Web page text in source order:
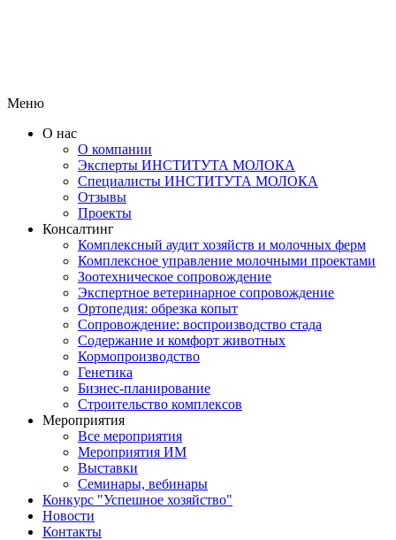
Меню
О нас
О компании
Эксперты ИНСТИТУТА МОЛОКА
Специалисты ИНСТИТУТА МОЛОКА
Отзывы
Проекты
Консалтинг
Комплексный аудит хозяйств и молочных ферм
Комплексное управление молочными проектами
Зоотехническое сопровождение
Экспертное ветеринарное сопровождение
Ортопедия: обрезка копыт
Сопровождение: воспроизводство стада
Содержание и комфорт животных
Кормопроизводство
Генетика
Бизнес-планирование
Строительство комплексов
Мероприятия
Все мероприятия
Мероприятия ИМ
Выставки
Семинары, вебинары
Конкурс "Успешное хозяйство"
Новости
Контакты